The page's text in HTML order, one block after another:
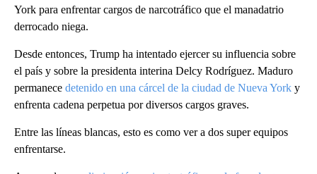
York para enfrentar cargos de narcotráfico que el manadatrio
derrocado niega.
Desde entonces, Trump ha intentado ejercer su influencia sobre
el país y sobre la presidenta interina Delcy Rodríguez. Maduro
permanece detenido en una cárcel de la ciudad de Nueva York y
enfrenta cadena perpetua por diversos cargos graves.
Entre las líneas blancas, esto es como ver a dos super equipos
enfrentarse.